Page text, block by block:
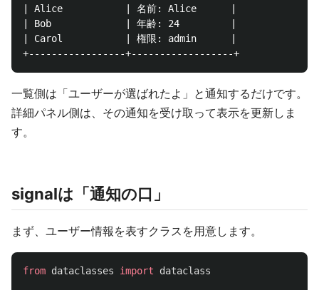
| Alice           | 名前: Alice      |
| Bob             | 年齢: 24         |
| Carol           | 権限: admin      |
一覧側は「ユーザーが選ばれたよ」と通知するだけです。
詳細パネル側は、その通知を受け取って表示を更新しま
す。
signalは「通知の口」
まず、ユーザー情報を表すクラスを用意します。
from dataclasses import dataclass